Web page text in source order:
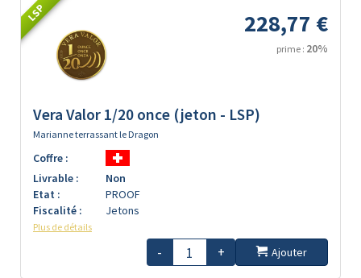
LSP 228,77 €
prime : 20%
Vera Valor 1/20 once (jeton - LSP)
Marianne terrassant le Dragon
Coffre :
Livrable :
Non
Etat :
PROOF
Fiscalité :
Jetons
Plus de détails
- + Ajouter